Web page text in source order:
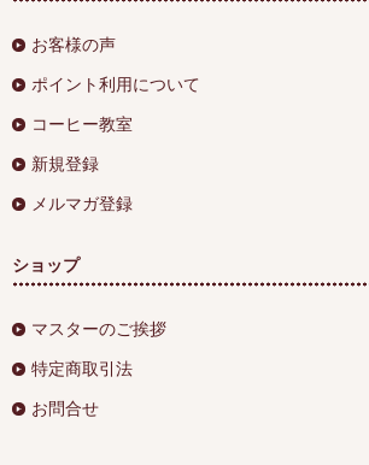
お客様の声
ポイント利用について
コーヒー教室
新規登録
メルマガ登録
ショップ
マスターのご挨拶
特定商取引法
お問合せ